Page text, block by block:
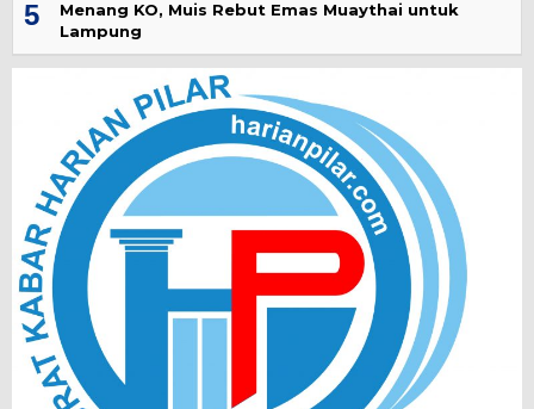
5
Menang KO, Muis Rebut Emas Muaythai untuk
Lampung